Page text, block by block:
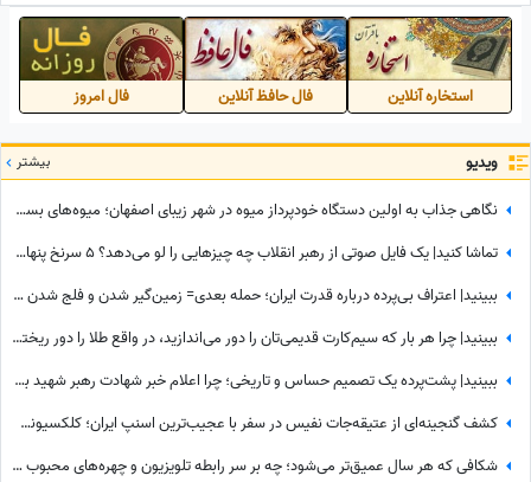
استخاره آنلاین فال حافظ آنلاین فال امروز
ویدیو بیشتر
نگاهی جذاب به اولین دستگاه خودپرداز میوه در شهر زیبای اصفهان؛ میوه‌های بسته بندی شده و خوش‌رنگ فقط با یه کارت کشیدن به دستتون میرسه+ویدیو/ عجب تکنولوژی باحالی😍
تماشا کنید| یک فایل صوتی از رهبر انقلاب چه چیزهایی را لو می‌دهد؟ 5 سرنخ پنهان در یک صدا که چیزی از آن نمی‌دانستید
ببینید| اعتراف بی‌پرده درباره قدرت ایران؛ حمله بعدی= زمین‌گیر شدن و فلج شدن ما!
ببینید| چرا هر بار که سیم‌کارت قدیمی‌تان را دور می‌اندازید، در واقع طلا را دور ریخته‌اید؟
ببینید| پشت‌پرده یک تصمیم حساس و تاریخی؛ چرا اعلام خبر شهادت رهبر شهید به سحر موکول شد؟
کشف گنجینه‌ای از عتیقه‌جات نفیس در سفر با عجیب‌ترین اسنپ ایران؛ کلکسیونی که همه را شگفت‌زده کرد
شکافی که هر سال عمیق‌تر می‌شود؛ چه بر سر رابطه تلویزیون و چهره‌های محبوب آمد؟